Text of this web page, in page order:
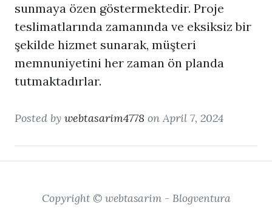
sunmaya özen göstermektedir. Proje
teslimatlarında zamanında ve eksiksiz bir
şekilde hizmet sunarak, müşteri
memnuniyetini her zaman ön planda
tutmaktadırlar.
Posted by webtasarim4778 on April 7, 2024
Copyright © webtasarim - Blogventura